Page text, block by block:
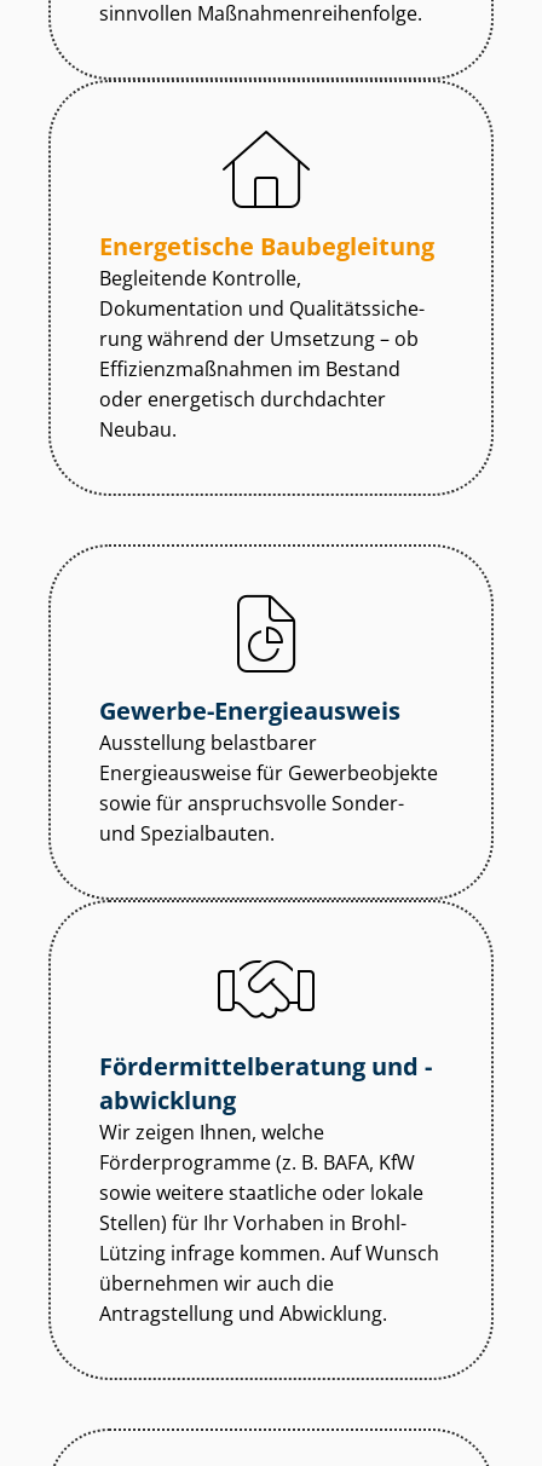
sinnvollen Maß­nah­men­rei­hen­fol­ge.
Energetische Baubegleitung
Begleitende Kontrolle,
Dokumentation und Qua­li­täts­si­che­
rung während der Umsetzung – ob
Ef­fi­zi­enz­maß­nah­men im Bestand
oder energetisch durchdachter
Neubau.
Gewerbe-Energieausweis
Ausstellung belastbarer
Energieausweise für Gewerbeobjekte
sowie für anspruchsvolle Sonder-
und Spezialbauten.
För­der­mit­tel­be­ra­tung und -
abwicklung
Wir zeigen Ihnen, welche
Förderprogramme (z. B. BAFA, KfW
sowie weitere staatliche oder lokale
Stellen) für Ihr Vorhaben in Brohl-
Lützing infrage kommen. Auf Wunsch
übernehmen wir auch die
Antragstellung und Abwicklung.